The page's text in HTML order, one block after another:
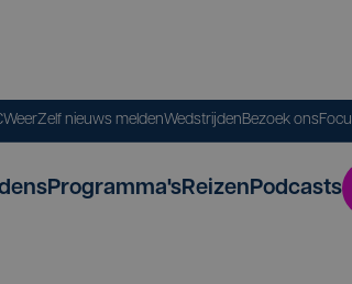
WeerZelf nieuws meldenWedstrijdenBezoek ons
Programma'sReizenPodcasts